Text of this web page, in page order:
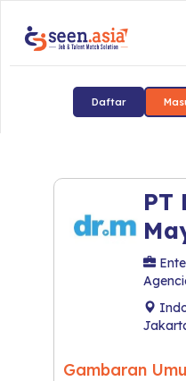
Daftar
PT
Gambaran